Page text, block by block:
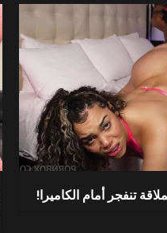
تنفجر أمام الكاميرا!